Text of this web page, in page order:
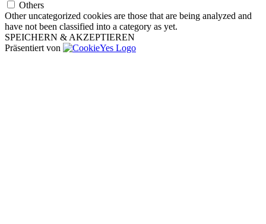
Others
Other uncategorized cookies are those that are being analyzed and
have not been classified into a category as yet.
SPEICHERN & AKZEPTIEREN
Präsentiert von